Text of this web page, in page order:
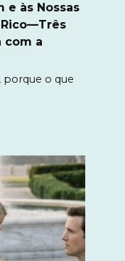
e às Nossas
com a
porque o que